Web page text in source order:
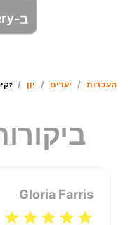
העברות / יעדים / יָוָן /
Gloria Farris